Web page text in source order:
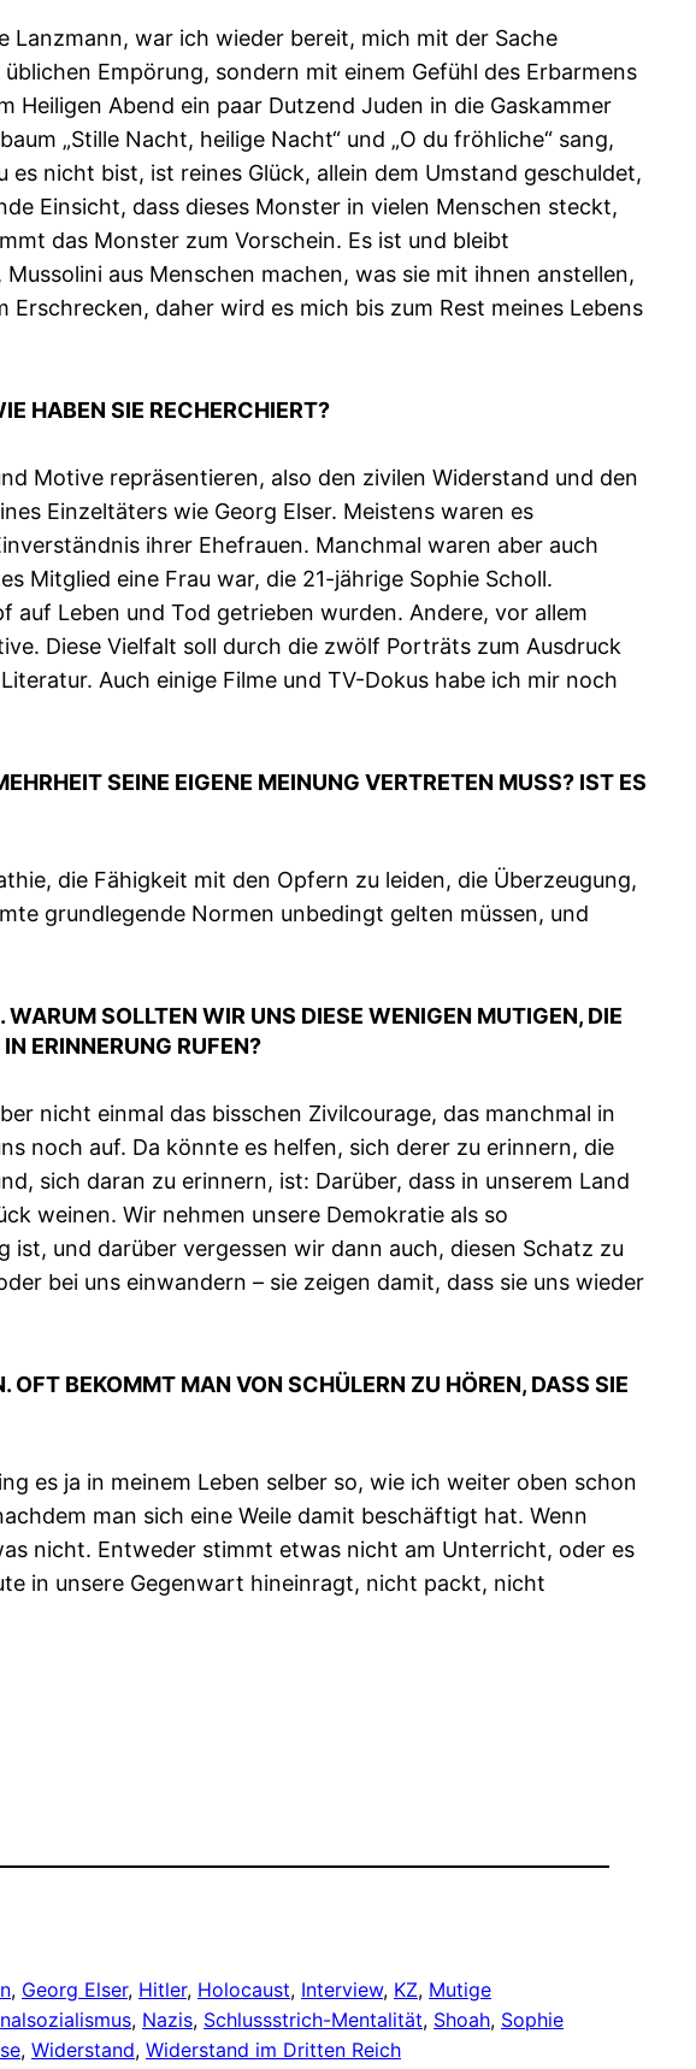
Lanzmann, war ich wieder bereit, mich mit der Sache
Empörung, sondern mit einem Gefühl des Erbarmens
Heiligen Abend ein paar Dutzend Juden in die Gaskammer
„Stille Nacht, heilige Nacht“ und „O du fröhliche“ sang,
nicht bist, ist reines Glück, allein dem Umstand geschuldet,
Einsicht, dass dieses Monster in vielen Menschen steckt,
das Monster zum Vorschein. Es ist und bleibt
aus Menschen machen, was sie mit ihnen anstellen,
daher wird es mich bis zum Rest meines Lebens
HABEN SIE RECHERCHIERT?
Motive repräsentieren, also den zivilen Widerstand und den
Einzeltäters wie Georg Elser. Meistens waren es
ihrer Ehefrauen. Manchmal waren aber auch
Mitglied eine Frau war, die 21-jährige Sophie Scholl.
Leben und Tod getrieben wurden. Andere, vor allem
Diese Vielfalt soll durch die zwölf Porträts zum Ausdruck
Auch einige Filme und TV-Dokus habe ich mir noch
SEINE EIGENE MEINUNG VERTRETEN MUSS? IST ES N
die Fähigkeit mit den Opfern zu leiden, die Überzeugung,
grundlegende Normen unbedingt gelten müssen, und
SOLLTEN WIR UNS DIESE WENIGEN MUTIGEN, DIE
ERINNERUNG RUFEN?
nicht einmal das bisschen Zivilcourage, das manchmal in
noch auf. Da könnte es helfen, sich derer zu erinnern, die
sich daran zu erinnern, ist: Darüber, dass in unserem Land
weinen. Wir nehmen unsere Demokratie als so
und darüber vergessen wir dann auch, diesen Schatz zu
bei uns einwandern – sie zeigen damit, dass sie uns wieder
BEKOMMT MAN VON SCHÜLERN ZU HÖREN, DASS SIE
es ja in meinem Leben selber so, wie ich weiter oben schon
man sich eine Weile damit beschäftigt hat. Wenn
nicht. Entweder stimmt etwas nicht am Unterricht, oder es
in unsere Gegenwart hineinragt, nicht packt, nicht
, Georg Elser, Hitler, Holocaust, Interview, KZ, Mutige
, Nazis, Schlussstrich-Mentalität, Shoah, Sophie
, Widerstand, Widerstand im Dritten Reich